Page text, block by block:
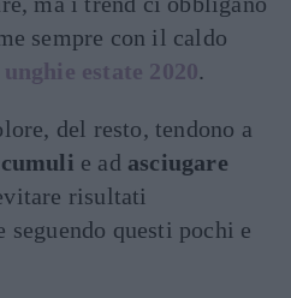
sempre con il caldo
unghie estate 2020.
del resto, tendono a
e ad asciugare
risultati
questi pochi e